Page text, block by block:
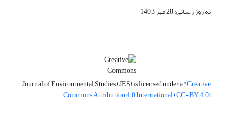
به روز رسانی: 28 مهر 1403
Journal of Environmental Studies (JES) is licensed under a"Creative
Commons Attribution 4.0 International (CC-BY 4.0)"